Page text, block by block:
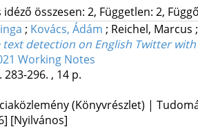
összesen: 2, Független: 2,
; Kovács, Ádám ; Reichel, Marcus
text detection on English Twitter
Working Notes
283-296. , 14 p.
(Könyvrészlet) |
[Nyilvános]